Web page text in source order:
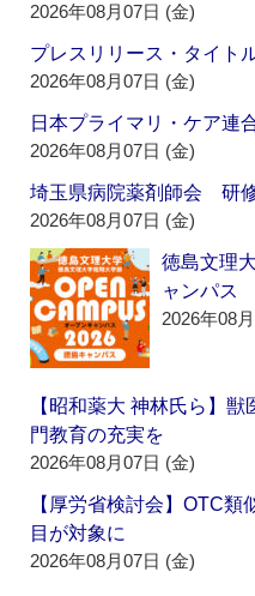
2026年08月07日 (金)
プレスリリース・タイ
2026年08月07日 (金)
日本プライマリ・ケア
2026年08月07日 (金)
埼玉県病院薬剤師会 研
2026年08月07日 (金)
徳島文理
ャンパス
2026年08
【昭和薬大 神林氏ら】
門教育の充実を
2026年08月07日 (金)
【厚労省検討会】OTC類
目が対象に
2026年08月07日 (金)